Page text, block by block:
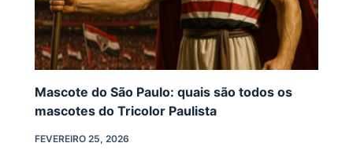
Mascote do São Paulo: quais são todos os
mascotes do Tricolor Paulista
FEVEREIRO 25, 2026